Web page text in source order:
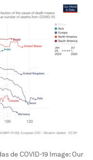
de COVID-19 Image: Our